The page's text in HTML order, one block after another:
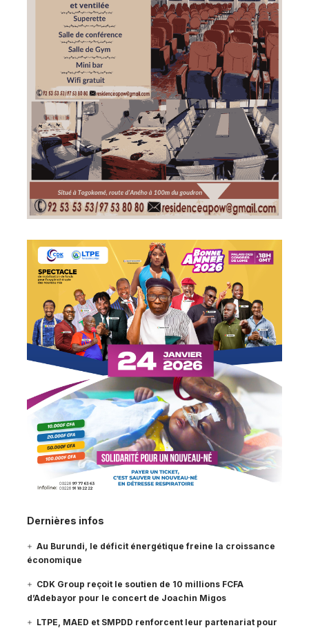
Dernières infos
Au Burundi, le déficit énergétique freine la croissance
économique
CDK Group reçoit le soutien de 10 millions FCFA
d’Adebayor pour le concert de Joachin Migos
LTPE, MAED et SMPDD renforcent leur partenariat pour